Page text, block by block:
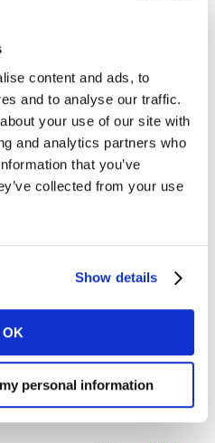
content and ads, to
and to analyse our traffic.
your use of our site with
and analytics partners who
that you’ve
collected from your use
Show details
OK
personal information
de recul à cette seule
ont remis leurs
de leur stratégie
qualité de leurs produits et
des consommateurs qui
le local, mise en avant des
d’ingrédients
pour certaines